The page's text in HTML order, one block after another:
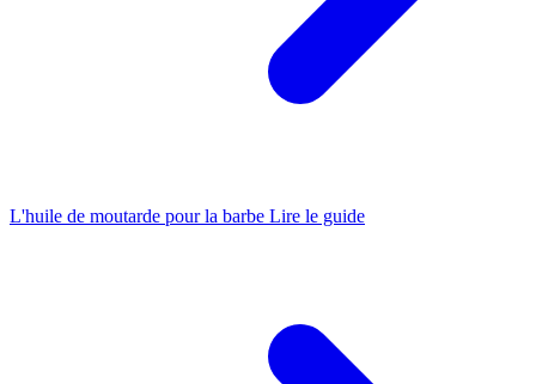
L'huile de moutarde pour la barbe Lire le guide